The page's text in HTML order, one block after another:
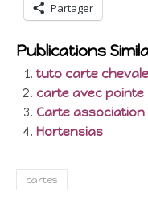
Partager
Publications
tuto carte
carte avec pointe
Carte association
Hortensias
cartes